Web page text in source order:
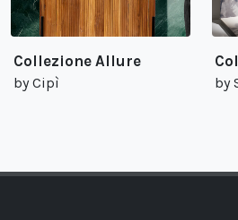
Collezione Allure
by Cipì by